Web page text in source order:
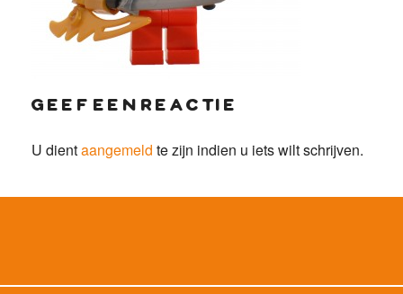
geef een reactie
U dientaangemeld te zijn indien u iets wilt schrijven.